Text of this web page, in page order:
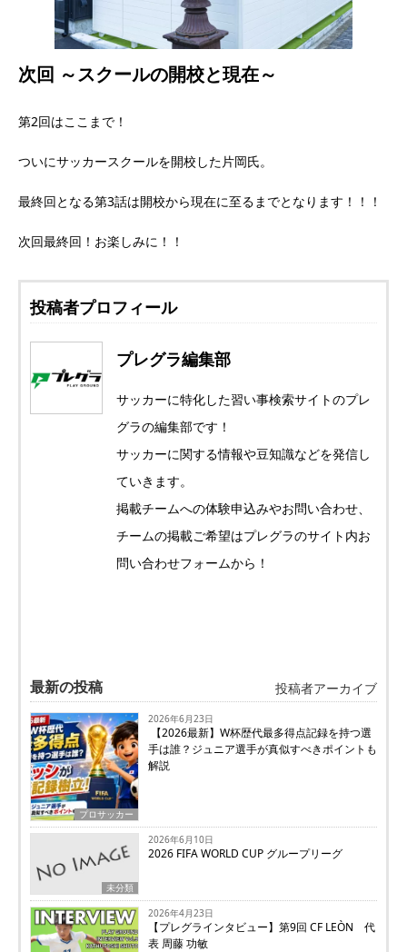
次回 ～スクールの開校と現在～
第2回はここまで！
ついにサッカースクールを開校した片岡氏。
最終回となる第3話は開校から現在に至るまでとなります！！！
次回最終回！お楽しみに！！
投稿者プロフィール
プレグラ編集部
サッカーに特化した習い事検索サイトのプレ
グラの編集部です！
サッカーに関する情報や豆知識などを発信し
ていきます。
掲載チームへの体験申込みやお問い合わせ、
チームの掲載ご希望はプレグラのサイト内お
問い合わせフォームから！
最新の投稿 投稿者アーカイブ
プロサッカー
2026年6月23日
【2026最新】W杯歴代最多得点記録を持つ選
手は誰？ジュニア選手が真似すべきポイントも
解説
未分類
2026年6月10日
2026 FIFA WORLD CUP グループリーグ
2026年4月23日
【プレグラインタビュー】第9回 CF LEÒN 代
表 周藤 功敏